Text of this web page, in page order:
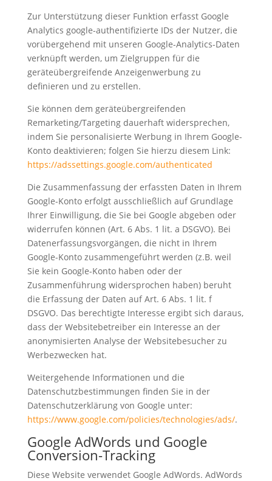
Zur Unterstützung dieser Funktion erfasst Google
Analytics google-authentifizierte IDs der Nutzer, die
vorübergehend mit unseren Google-Analytics-Daten
verknüpft werden, um Zielgruppen für die
geräteübergreifende Anzeigenwerbung zu
definieren und zu erstellen.
Sie können dem geräteübergreifenden
Remarketing/Targeting dauerhaft widersprechen,
indem Sie personalisierte Werbung in Ihrem Google-
Konto deaktivieren; folgen Sie hierzu diesem Link:
https://adssettings.google.com/authenticated
Die Zusammenfassung der erfassten Daten in Ihrem
Google-Konto erfolgt ausschließlich auf Grundlage
Ihrer Einwilligung, die Sie bei Google abgeben oder
widerrufen können (Art. 6 Abs. 1 lit. a DSGVO). Bei
Datenerfassungsvorgängen, die nicht in Ihrem
Google-Konto zusammengeführt werden (z.B. weil
Sie kein Google-Konto haben oder der
Zusammenführung widersprochen haben) beruht
die Erfassung der Daten auf Art. 6 Abs. 1 lit. f
DSGVO. Das berechtigte Interesse ergibt sich daraus,
dass der Websitebetreiber ein Interesse an der
anonymisierten Analyse der Websitebesucher zu
Werbezwecken hat.
Weitergehende Informationen und die
Datenschutzbestimmungen finden Sie in der
Datenschutzerklärung von Google unter:
https://www.google.com/policies/technologies/ads/.
Google AdWords und Google
Conversion-Tracking
Diese Website verwendet Google AdWords. AdWords